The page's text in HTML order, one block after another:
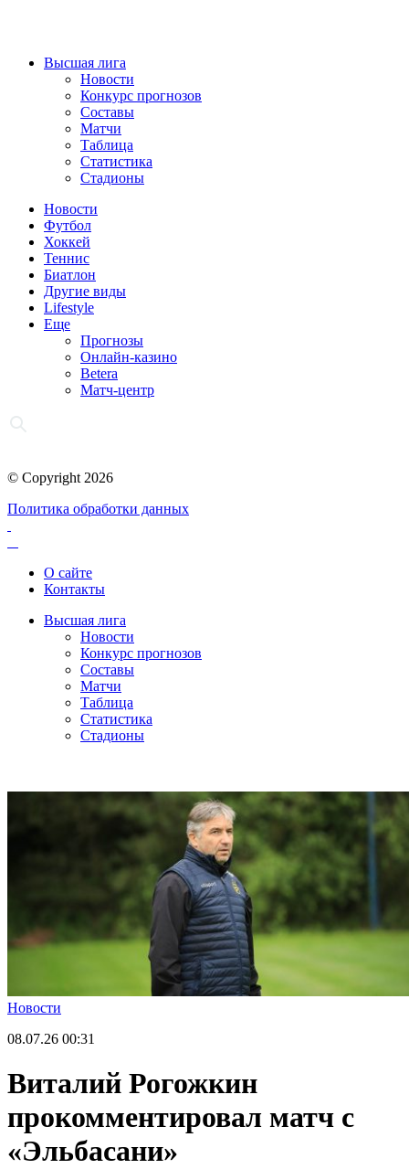
Высшая лига
Новости
Конкурс прогнозов
Составы
Матчи
Таблица
Статистика
Стадионы
Новости
Футбол
Хоккей
Теннис
Биатлон
Другие виды
Lifestyle
Еще
Прогнозы
Онлайн-казино
Betera
Матч-центр
© Copyright 2026
Политика обработки данных
О сайте
Контакты
Высшая лига
Новости
Конкурс прогнозов
Составы
Матчи
Таблица
Статистика
Стадионы
Новости
08.07.26 00:31
Виталий Рогожкин
прокомментировал матч с
«Эльбасани»